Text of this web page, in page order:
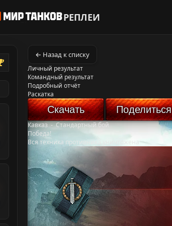
РЕПЛЕИ
← Назад к списку
Личный результат
Командный результат
Подробный отчёт
Раскатка
Скачать Поделиться
Кавказ-Стандартный бой
Победа!
Вся техника противника уничтожена